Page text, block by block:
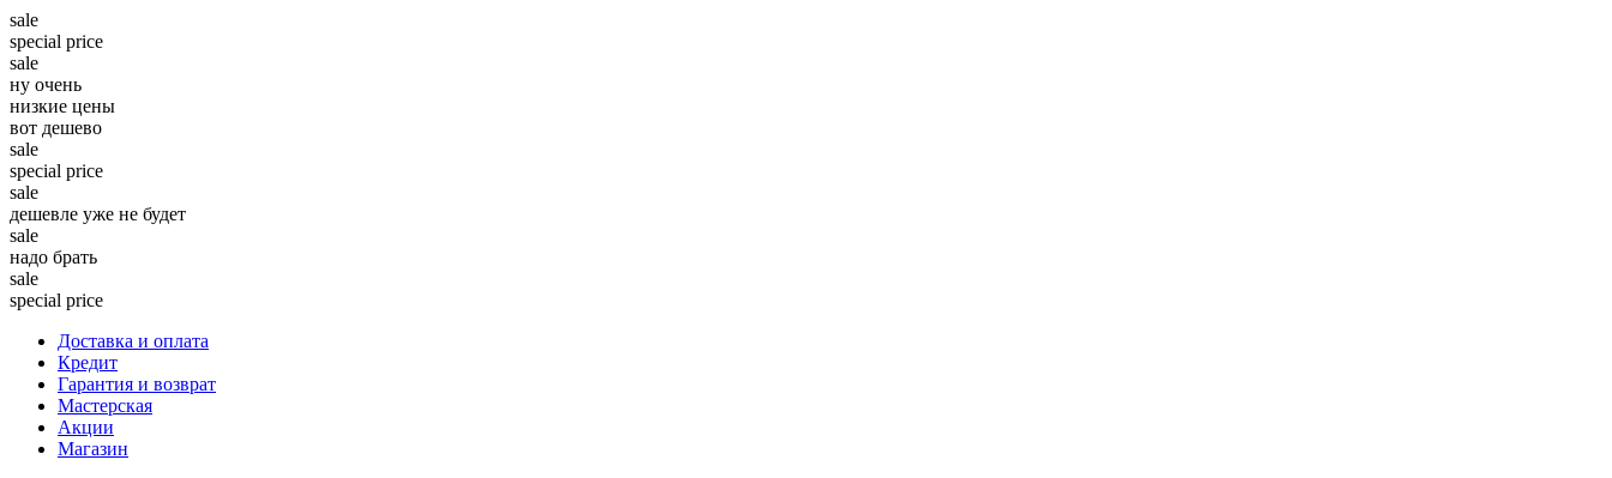
sale
special price
sale
ну очень
низкие цены
вот дешево
sale
special price
sale
дешевле уже не будет
sale
надо брать
sale
special price
Доставка и оплата
Кредит
Гарантия и возврат
Мастерская
Акции
Магазин